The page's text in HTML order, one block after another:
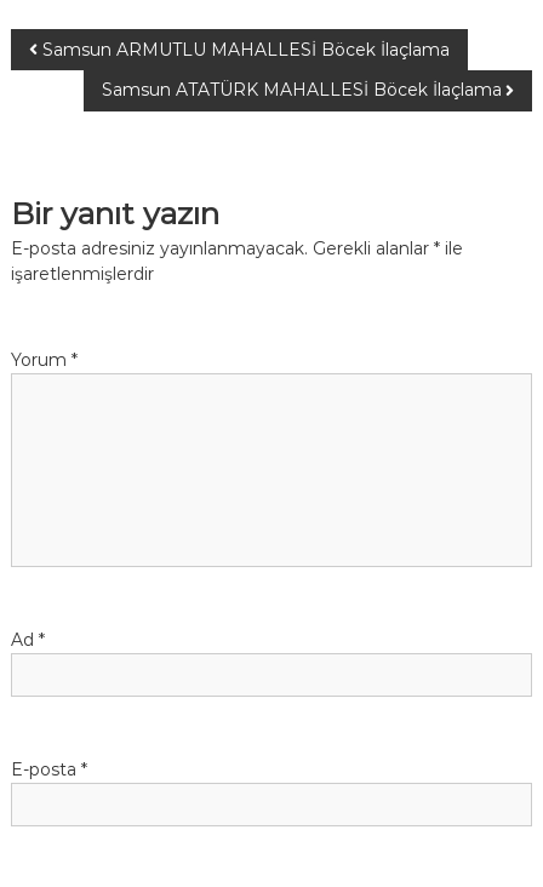
Samsun ARMUTLU MAHALLESİ Böcek İlaçlama
Samsun ATATÜRK MAHALLESİ Böcek İlaçlama
Bir yanıt yazın
E-posta adresiniz yayınlanmayacak. Gerekli alanlar *ile
işaretlenmişlerdir
Yorum *
Ad *
E-posta *